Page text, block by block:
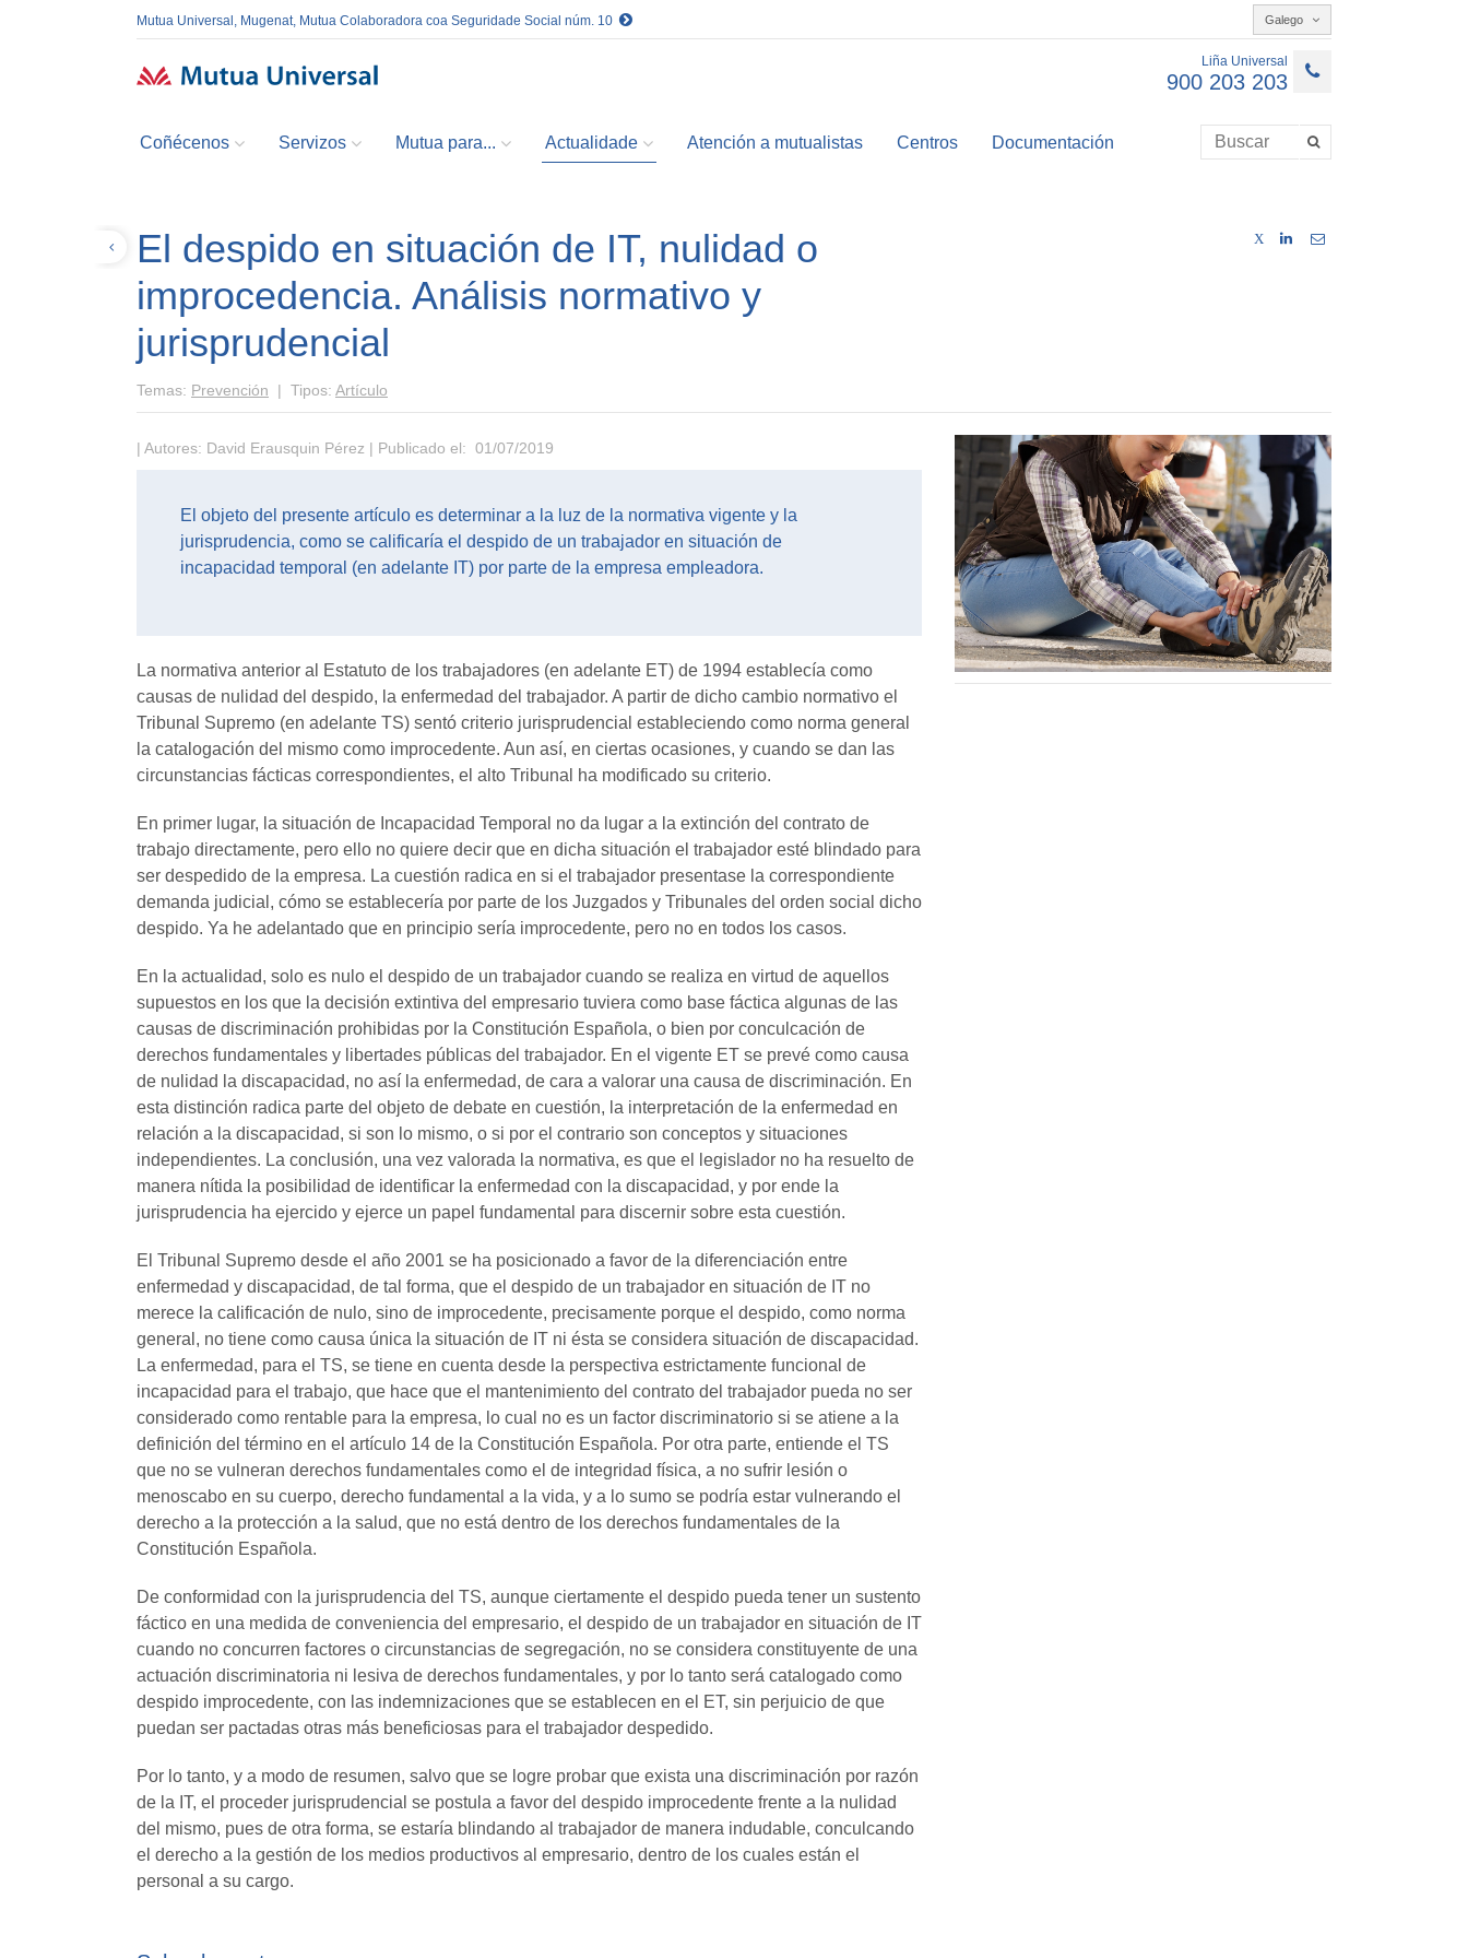
Mutua Universal, Mugenat, Mutua Colaboradora coa Seguridade Social núm. 10 Galego
Liña Universal
900 203 203
Coñécenos Servizos Mutua para... Actualidade Atención a mutualistas Centros Documentación
X
El despido en situación de IT, nulidad o
improcedencia. Análisis normativo y
jurisprudencial
Temas: Prevención | Tipos: Artículo
| Autores: David Erausquin Pérez | Publicado el: 01/07/2019
El objeto del presente artículo es determinar a la luz de la normativa vigente y la
jurisprudencia, como se calificaría el despido de un trabajador en situación de
incapacidad temporal (en adelante IT) por parte de la empresa empleadora.
La normativa anterior al Estatuto de los trabajadores (en adelante ET) de 1994 establecía como
causas de nulidad del despido, la enfermedad del trabajador. A partir de dicho cambio normativo el
Tribunal Supremo (en adelante TS) sentó criterio jurisprudencial estableciendo como norma general
la catalogación del mismo como improcedente. Aun así, en ciertas ocasiones, y cuando se dan las
circunstancias fácticas correspondientes, el alto Tribunal ha modificado su criterio.
En primer lugar, la situación de Incapacidad Temporal no da lugar a la extinción del contrato de
trabajo directamente, pero ello no quiere decir que en dicha situación el trabajador esté blindado para
ser despedido de la empresa. La cuestión radica en si el trabajador presentase la correspondiente
demanda judicial, cómo se establecería por parte de los Juzgados y Tribunales del orden social dicho
despido. Ya he adelantado que en principio sería improcedente, pero no en todos los casos.
En la actualidad, solo es nulo el despido de un trabajador cuando se realiza en virtud de aquellos
supuestos en los que la decisión extintiva del empresario tuviera como base fáctica algunas de las
causas de discriminación prohibidas por la Constitución Española, o bien por conculcación de
derechos fundamentales y libertades públicas del trabajador. En el vigente ET se prevé como causa
de nulidad la discapacidad, no así la enfermedad, de cara a valorar una causa de discriminación. En
esta distinción radica parte del objeto de debate en cuestión, la interpretación de la enfermedad en
relación a la discapacidad, si son lo mismo, o si por el contrario son conceptos y situaciones
independientes. La conclusión, una vez valorada la normativa, es que el legislador no ha resuelto de
manera nítida la posibilidad de identificar la enfermedad con la discapacidad, y por ende la
jurisprudencia ha ejercido y ejerce un papel fundamental para discernir sobre esta cuestión.
El Tribunal Supremo desde el año 2001 se ha posicionado a favor de la diferenciación entre
enfermedad y discapacidad, de tal forma, que el despido de un trabajador en situación de IT no
merece la calificación de nulo, sino de improcedente, precisamente porque el despido, como norma
general, no tiene como causa única la situación de IT ni ésta se considera situación de discapacidad.
La enfermedad, para el TS, se tiene en cuenta desde la perspectiva estrictamente funcional de
incapacidad para el trabajo, que hace que el mantenimiento del contrato del trabajador pueda no ser
considerado como rentable para la empresa, lo cual no es un factor discriminatorio si se atiene a la
definición del término en el artículo 14 de la Constitución Española. Por otra parte, entiende el TS
que no se vulneran derechos fundamentales como el de integridad física, a no sufrir lesión o
menoscabo en su cuerpo, derecho fundamental a la vida, y a lo sumo se podría estar vulnerando el
derecho a la protección a la salud, que no está dentro de los derechos fundamentales de la
Constitución Española.
De conformidad con la jurisprudencia del TS, aunque ciertamente el despido pueda tener un sustento
fáctico en una medida de conveniencia del empresario, el despido de un trabajador en situación de IT
cuando no concurren factores o circunstancias de segregación, no se considera constituyente de una
actuación discriminatoria ni lesiva de derechos fundamentales, y por lo tanto será catalogado como
despido improcedente, con las indemnizaciones que se establecen en el ET, sin perjuicio de que
puedan ser pactadas otras más beneficiosas para el trabajador despedido.
Por lo tanto, y a modo de resumen, salvo que se logre probar que exista una discriminación por razón
de la IT, el proceder jurisprudencial se postula a favor del despido improcedente frente a la nulidad
del mismo, pues de otra forma, se estaría blindando al trabajador de manera indudable, conculcando
el derecho a la gestión de los medios productivos al empresario, dentro de los cuales están el
personal a su cargo.